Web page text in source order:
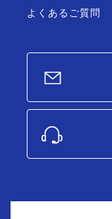
よくあるご質問